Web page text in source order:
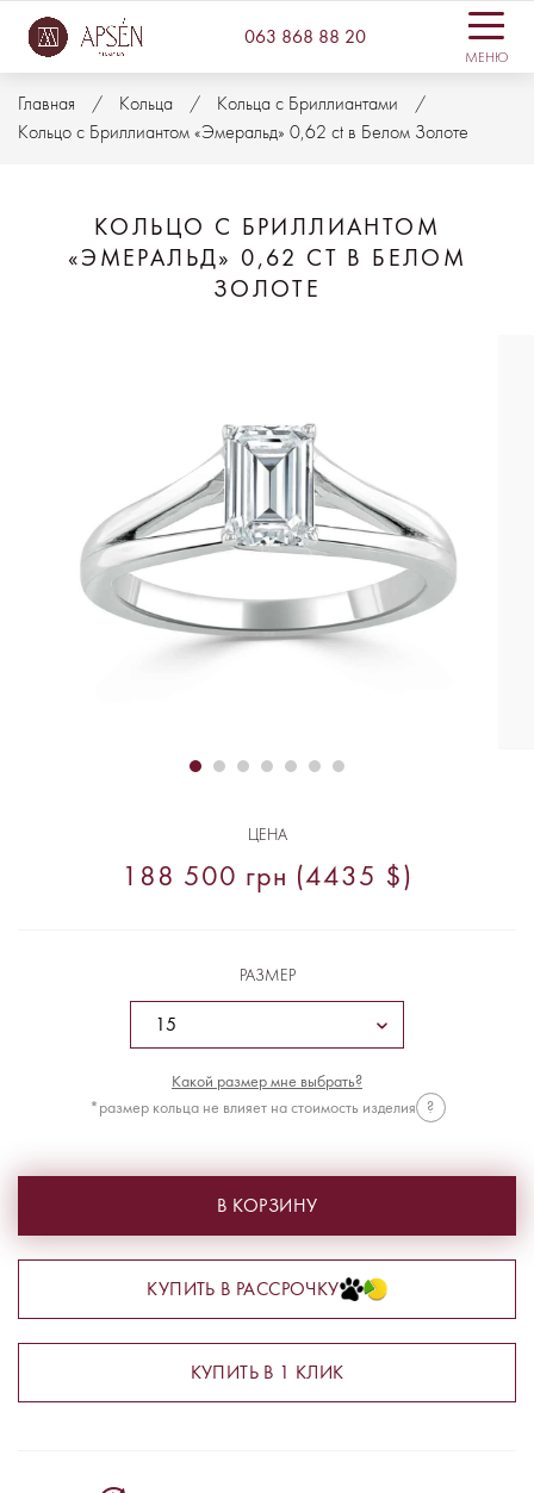
063 868 88 20
МЕНЮ
Главная Кольца
Кольца с Бриллиантами
Кольцо с Бриллиантом «Эмеральд» 0,62 ct в Белом Золоте
КОЛЬЦО С БРИЛЛИАНТОМ
«ЭМЕРАЛЬД» 0,62 CT В БЕЛОМ
ЗОЛОТЕ
ЦЕНА
188 500 грн (4435 $)
РАЗМЕР
Какой размер мне выбрать?
*размер кольца не влияет на стоимость изделия
?
В КОРЗИНУ
КУПИТЬ В РАССРОЧКУ
КУПИТЬ В 1 КЛИК